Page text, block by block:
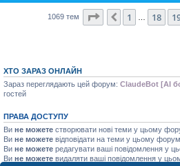
1069 тем Сторінка20 з22
Поперед.
1 18
ХТО ЗАРАЗ ОНЛАЙН
Зараз переглядають цей форум: ClaudeBot [AI
гостей
ПРАВА ДОСТУПУ
Ви не можете створювати нові теми у цьому
Ви не можете відповідати на теми у цьому
Ви не можете редагувати ваші повідомлення у
Ви не можете видаляти ваші повідомлення у